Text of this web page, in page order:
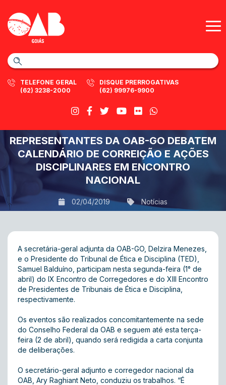
TELEFONE GERAL
(62) 3238-2000
DISQUE PRERROGATIVAS
(62) 99976-9900
REPRESENTANTES DA OAB-GO DEBATEM
CALENDÁRIO DE CORREIÇÃO E AÇÕES
DISCIPLINARES EM ENCONTRO
NACIONAL
02/04/2019 Notícias
A secretária-geral adjunta da OAB-GO, Delzira Menezes,
e o Presidente do Tribunal de Ética e Disciplina (TED),
Samuel Balduíno, participam nesta segunda-feira (1° de
abril) do IX Encontro de Corregedores e do XIII Encontro
de Presidentes de Tribunais de Ética e Disciplina,
respectivamente.
Os eventos são realizados concomitantemente na sede
do Conselho Federal da OAB e seguem até esta terça-
feira (2 de abril), quando será redigida a carta conjunta
de deliberações.
O secretário-geral adjunto e corregedor nacional da
OAB, Ary Raghiant Neto, conduziu os trabalhos. “É